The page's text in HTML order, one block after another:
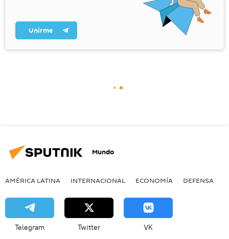
Unirme
Mundo
AMÉRICA LATINA INTERNACIONAL ECONOMÍA DEFENSA
Telegram Twitter VK